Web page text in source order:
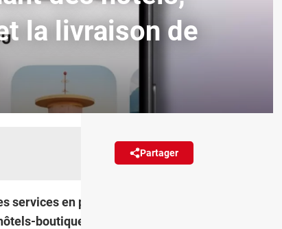
la livraison de
Partager
services en prenant désormais en charge la
boutiques.